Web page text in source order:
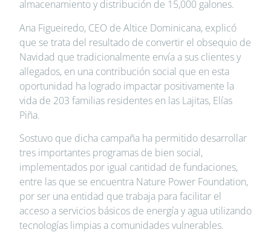
almacenamiento y distribución de 15,000 galones.
Ana Figueiredo, CEO de Altice Dominicana, explicó
que se trata del resultado de convertir el obsequio de
Navidad que tradicionalmente envía a sus clientes y
allegados, en una contribución social que en esta
oportunidad ha logrado impactar positivamente la
vida de 203 familias residentes en las Lajitas, Elías
Piña.
Sostuvo que dicha campaña ha permitido desarrollar
tres importantes programas de bien social,
implementados por igual cantidad de fundaciones,
entre las que se encuentra Nature Power Foundation,
por ser una entidad que trabaja para facilitar el
acceso a servicios básicos de energía y agua utilizando
tecnologías limpias a comunidades vulnerables.